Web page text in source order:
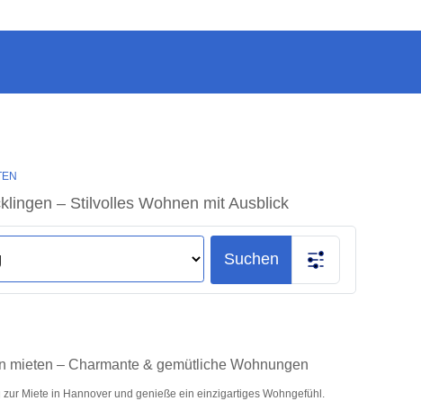
– Stilvolles Wohnen mit Ausblick
Suchen
– Charmante & gemütliche Wohnungen
Miete in Hannover und genieße ein einzigartiges Wohngefühl.